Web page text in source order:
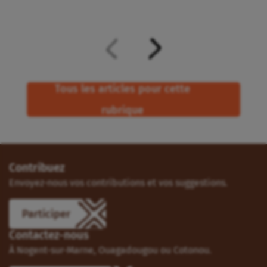
Tous les articles pour cette
rubrique
Contribuez
Envoyez-nous vos contributions et vos suggestions.
Participer
Contactez-nous
À Nogent-sur-Marne, Ouagadougou ou Cotonou.